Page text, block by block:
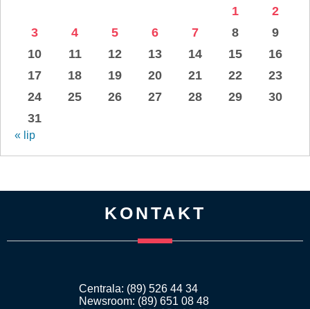
1
2
3
4 5 6 7 8
9
10
11 12 13 14 15
16
17
18 19 20 21 22
23
24
25 26 27 28 29
30
31
« lip
KONTAKT
Centrala: (89) 526 44 34
Newsroom: (89) 651 08 48